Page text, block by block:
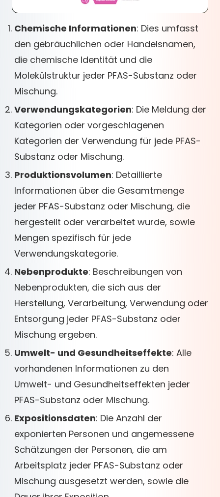
Chemische Informationen: Dies umfasst
den gebräuchlichen oder Handelsnamen,
die chemische Identität und die
Molekülstruktur jeder PFAS-Substanz oder
Mischung.
Verwendungskategorien: Die Meldung der
Kategorien oder vorgeschlagenen
Kategorien der Verwendung für jede PFAS-
Substanz oder Mischung.
Produktionsvolumen: Detaillierte
Informationen über die Gesamtmenge
jeder PFAS-Substanz oder Mischung, die
hergestellt oder verarbeitet wurde, sowie
Mengen spezifisch für jede
Verwendungskategorie.
Nebenprodukte: Beschreibungen von
Nebenprodukten, die sich aus der
Herstellung, Verarbeitung, Verwendung oder
Entsorgung jeder PFAS-Substanz oder
Mischung ergeben.
Umwelt- und Gesundheitseffekte: Alle
vorhandenen Informationen zu den
Umwelt- und Gesundheitseffekten jeder
PFAS-Substanz oder Mischung.
Expositionsdaten: Die Anzahl der
exponierten Personen und angemessene
Schätzungen der Personen, die am
Arbeitsplatz jeder PFAS-Substanz oder
Mischung ausgesetzt werden, sowie die